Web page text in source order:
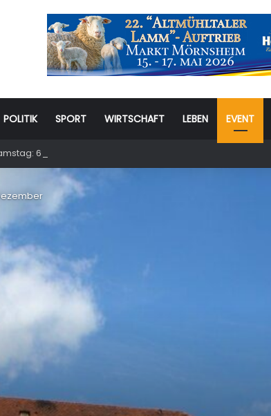
POLITIK SPORT WIRTSCHAFT LEBEN EVENT
6. Eichstätter Kinder- und Jugendtag – für ganze